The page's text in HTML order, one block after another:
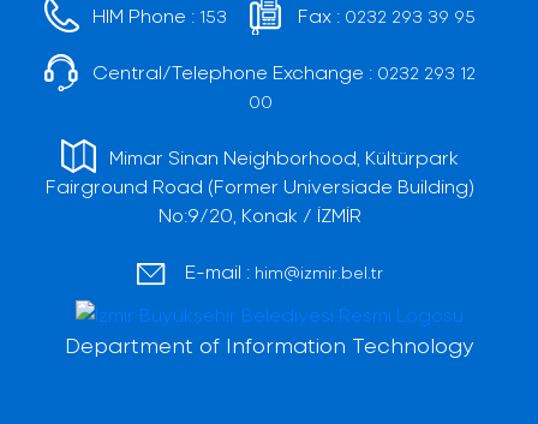
HIM Phone : 153 Fax : 0232 293 39 95
Central/Telephone Exchange : 0232 293 12
00
Mimar Sinan Neighborhood, Kültürpark
Fairground Road (Former Universiade Building)
No:9/20, Konak / İZMİR
E-mail : him@izmir.bel.tr
Department of Information Technology